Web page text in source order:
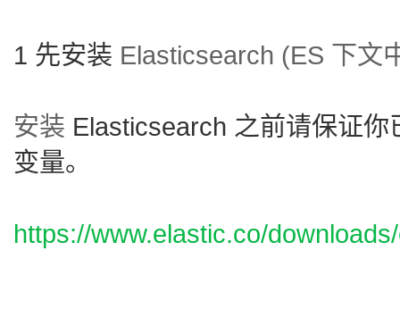
1 先安装 Elasticsearch (ES 下文
安装 Elasticsearch 之前请保证
变量。
https://www.elastic.co/